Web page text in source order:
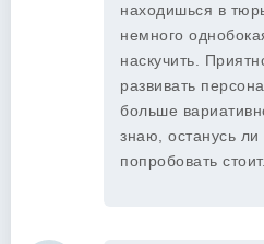
находишься в
немного
наскучить.
развивать
больше
знаю, останусь ли
попробовать стоит.